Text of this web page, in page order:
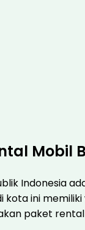
Mobil
Indonesia
ini
paket rental